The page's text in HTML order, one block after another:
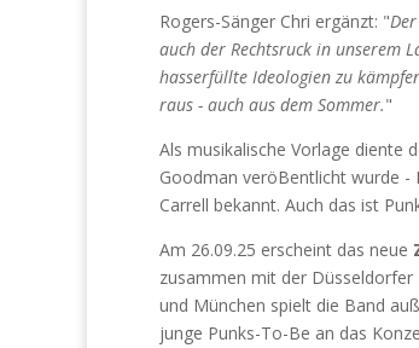
Rogers-Sänger Chri ergänzt: "
auch der Rechtsruck in unserem
hasserfüllte Ideologien zu
raus - auch aus dem Sommer."
Als musikalische Vorlage diente
Goodman veröBentlicht wurde -
Carrell bekannt. Auch das ist
Am 26.09.25 erscheint das neue
zusammen mit der Düsseldorfer
und München spielt die Band
junge Punks-To-Be an das